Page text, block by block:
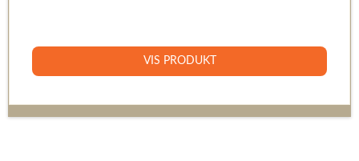
VIS PRODUKT